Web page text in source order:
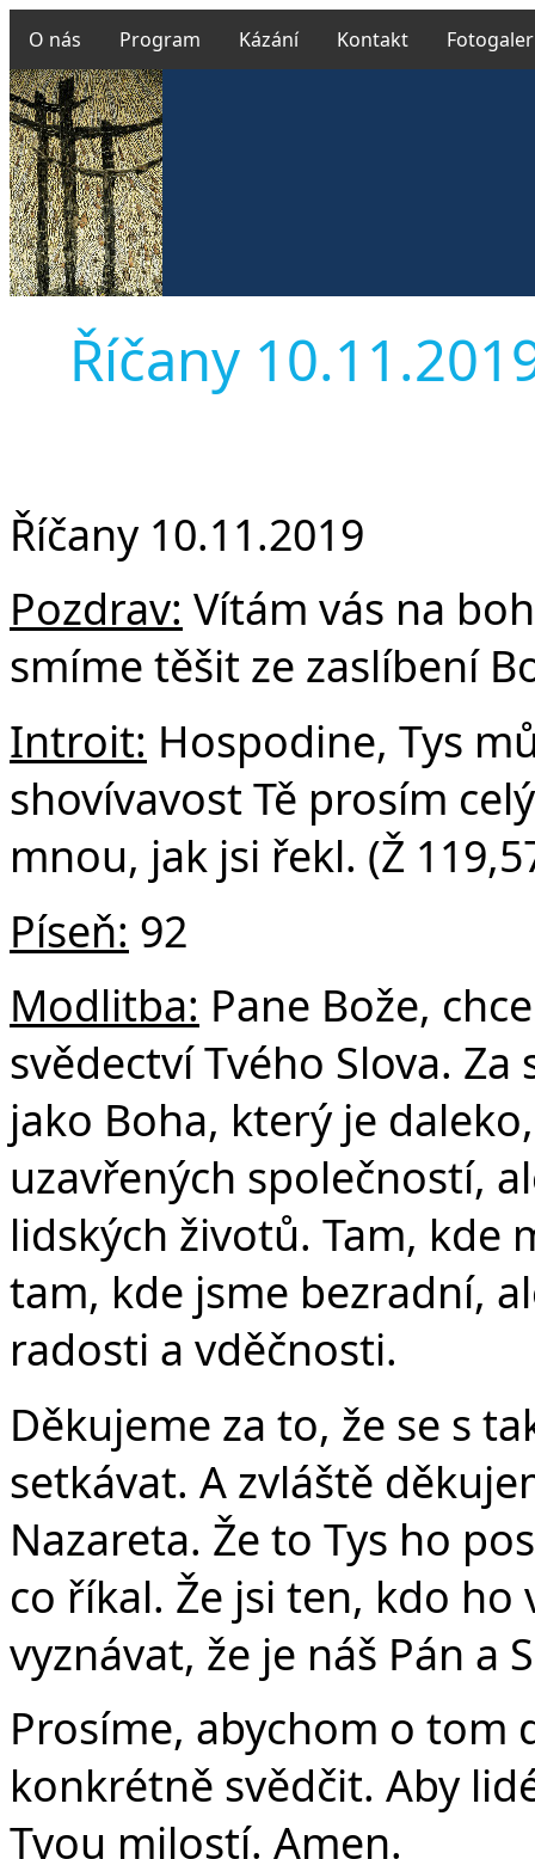
O nás Program Kázání Kontakt
Říčany
Říčany 10.11.2019
Pozdrav: Vítám vás na
smíme těšit ze zaslíbení
Introit: Hospodine, Tys
shovívavost Tě prosím
mnou, jak jsi řekl. (Ž
Píseň: 92
Modlitba: Pane Bože,
svědectví Tvého Slova.
jako Boha, který je
uzavřených společností,
lidských životů. Tam, kde
tam, kde jsme bezradní,
radosti a vděčnosti.
Děkujeme za to, že se s
setkávat. A zvláště
Nazareta. Že to Tys ho
co říkal. Že jsi ten, kdo
vyznávat, že je náš Pán a
Prosíme, abychom o tom
konkrétně svědčit. Aby
Tvou milostí. Amen.